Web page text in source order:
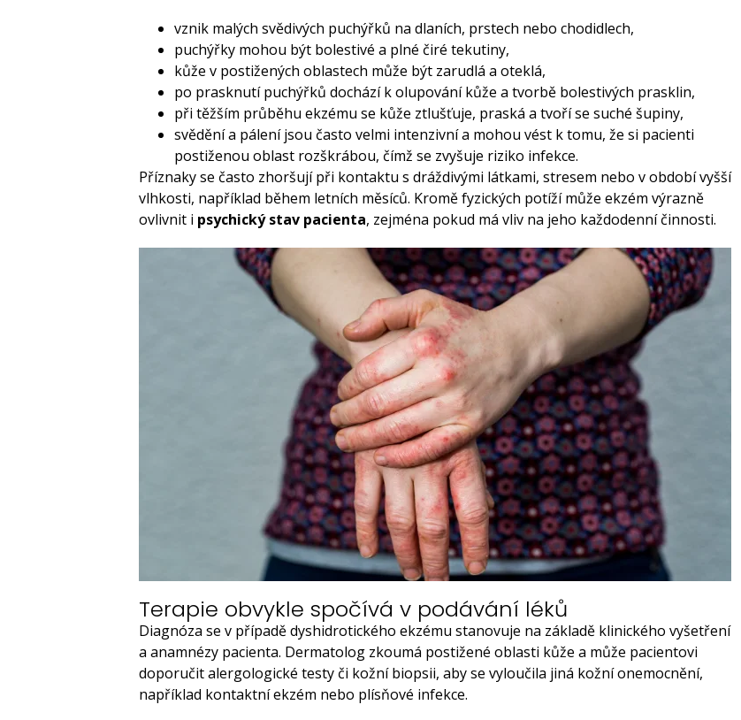
vznik malých svědivých puchýřků na dlaních, prstech nebo chodidlech,
puchýřky mohou být bolestivé a plné čiré tekutiny,
kůže v postižených oblastech může být zarudlá a oteklá,
po prasknutí puchýřků dochází k olupování kůže a tvorbě bolestivých prasklin,
při těžším průběhu ekzému se kůže ztlušťuje, praská a tvoří se suché šupiny,
svědění a pálení jsou často velmi intenzivní a mohou vést k tomu, že si pacienti
postiženou oblast rozškrábou, čímž se zvyšuje riziko infekce.
Příznaky se často zhoršují při kontaktu s dráždivými látkami, stresem nebo v období vyšší
vlhkosti, například během letních měsíců. Kromě fyzických potíží může ekzém výrazně
ovlivnit i psychický stav pacienta, zejména pokud má vliv na jeho každodenní činnosti.
Terapie obvykle spočívá v podávání léků
Diagnóza se v případě dyshidrotického ekzému stanovuje na základě klinického vyšetření
a anamnézy pacienta. Dermatolog zkoumá postižené oblasti kůže a může pacientovi
doporučit alergologické testy či kožní biopsii, aby se vyloučila jiná kožní onemocnění,
například kontaktní ekzém nebo plísňové infekce.